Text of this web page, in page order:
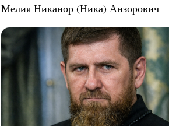
Мелия Никанор (Ника) Анзорович